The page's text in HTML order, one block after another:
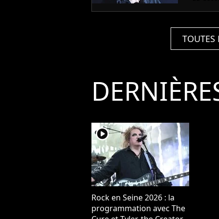
TOUTES
player2
Rock en Seine 2026 : la
programmation avec The